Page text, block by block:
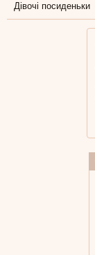
Дівочі посиденьки